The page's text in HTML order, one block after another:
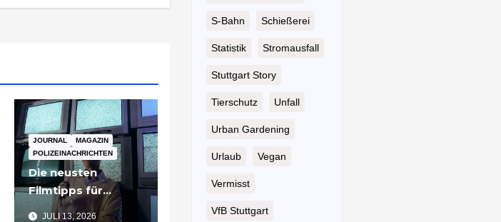
JOURNAL
MAGAZIN
POLIZEINACHRICHTEN
Die neusten
Filmtipps für
Sommerabende
JULI 13, 2026
S-Bahn Schießerei
Statistik Stromausfall
Stuttgart Story
Tierschutz Unfall
Urban Gardening
Urlaub Vegan
Vermisst
VfB Stuttgart